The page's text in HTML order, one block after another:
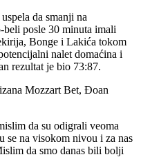
da smanji na
beli posle 30 minuta imali
Bonge i Lakića tokom
nalet domaćina i
rezultat je bio 73:87.
Mozzart Bet, Đoan
da su odigrali veoma
na visokom nivou i za nas
da smo danas bili bolji